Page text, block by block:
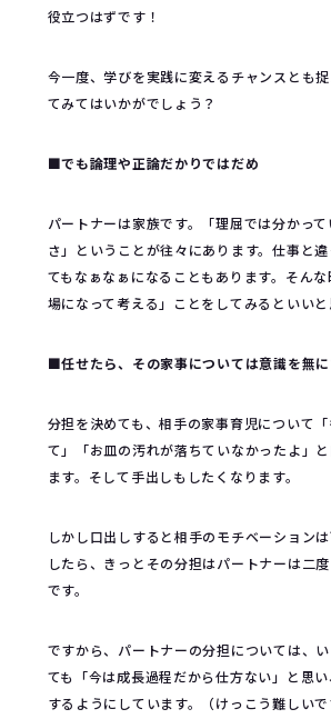
役立つはずです！
今一度、学びを実践に変えるチャンスとも
てみてはいかがでしょう？
■でも論理や正論だかりではだめ
パートナーは家族です。「理屈では分かっ
さ」ということが往々にあります。仕事と
てもなぁなぁになることもあります。そん
場になって考える」ことをしてみるといいと
■任せたら、その家事については意識を無
分担を決めても、相手の家事育児について
て」「お皿の汚れが落ちていなかったよ」
ます。そして手出しもしたくなります。
しかし口出しすると相手のモチベーション
したら、きっとその分担はパートナーは二
です。
ですから、パートナーの分担については、
ても「今は成長過程だから仕方ない」と思
するようにしています。（けっこう難しい